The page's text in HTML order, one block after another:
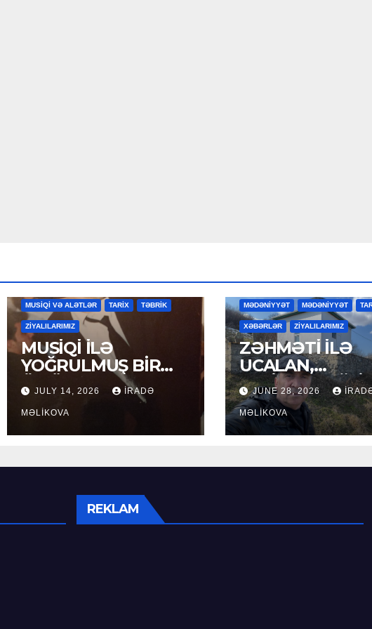
MAHNILAR MƏDƏNİYYƏT MƏDƏNİYYƏT
MUSİQİ VƏ ALƏTLƏR TARİX TƏBRİK
ZİYALILARIMIZ
MUSİQİ İLƏ
YOĞRULMUŞ BİR
ÖMÜR
JULY 14, 2026 İRADƏ
MƏLIKOVA
MƏDƏNİYYƏT MƏDƏNİYYƏT
XƏBƏRLƏR ZİYALILARIMIZ
ZƏHMƏTİ İLƏ
UCALAN,
XEYİRXAHLIĞI
SEÇİLƏN: HACI
RAMAZAN
JUNE 28, 2026
MƏLIKOVA
REKLAM